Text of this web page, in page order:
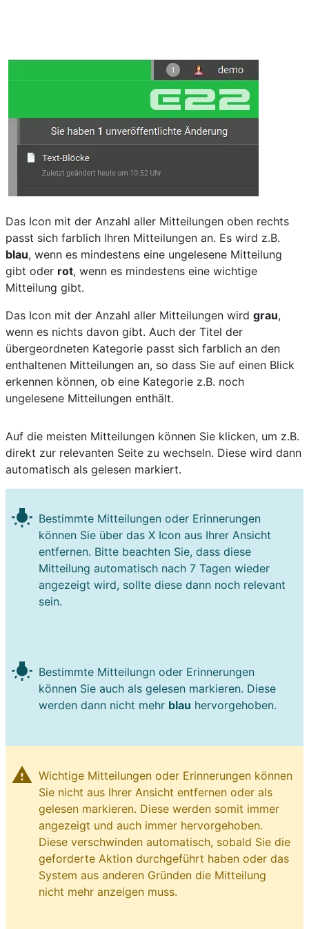
Das Icon mit der Anzahl aller Mitteilungen oben rechts
passt sich farblich Ihren Mitteilungen an. Es wird z.B.
blau, wenn es mindestens eine ungelesene Mitteilung
gibt oder rot, wenn es mindestens eine wichtige
Mitteilung gibt.
Das Icon mit der Anzahl aller Mitteilungen wird grau,
wenn es nichts davon gibt. Auch der Titel der
übergeordneten Kategorie passt sich farblich an den
enthaltenen Mitteilungen an, so dass Sie auf einen Blick
erkennen können, ob eine Kategorie z.B. noch
ungelesene Mitteilungen enthält.
Auf die meisten Mitteilungen können Sie klicken, um z.B.
direkt zur relevanten Seite zu wechseln. Diese wird dann
automatisch als gelesen markiert.
wb_incandescent Bestimmte Mitteilungen oder Erinnerungen
können Sie über das X Icon aus Ihrer Ansicht
entfernen. Bitte beachten Sie, dass diese
Mitteilung automatisch nach 7 Tagen wieder
angezeigt wird, sollte diese dann noch relevant
sein.
wb_incandescent Bestimmte Mitteilungn oder Erinnerungen
können Sie auch als gelesen markieren. Diese
werden dann nicht mehr blau hervorgehoben.
warning Wichtige Mitteilungen oder Erinnerungen können
Sie nicht aus Ihrer Ansicht entfernen oder als
gelesen markieren. Diese werden somit immer
angezeigt und auch immer hervorgehoben.
Diese verschwinden automatisch, sobald Sie die
geforderte Aktion durchgeführt haben oder das
System aus anderen Gründen die Mitteilung
nicht mehr anzeigen muss.